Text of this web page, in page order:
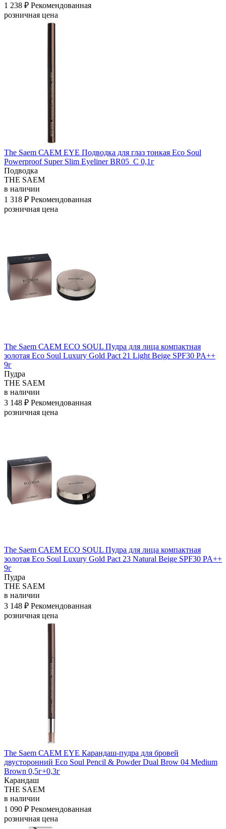
1 238 ₽ Рекомендованная
розничная цена
The Saem САЕМ EYE Подводка для глаз тонкая Eco Soul
Powerproof Super Slim Eyeliner BR05_C 0,1г
Подводка
THE SAEM
в наличии
1 318 ₽ Рекомендованная
розничная цена
The Saem САЕМ ECO SOUL Пудра для лица компактная
золотая Eco Soul Luxury Gold Pact 21 Light Beige SPF30 PA++
9г
Пудра
THE SAEM
в наличии
3 148 ₽ Рекомендованная
розничная цена
The Saem САЕМ ECO SOUL Пудра для лица компактная
золотая Eco Soul Luxury Gold Pact 23 Natural Beige SPF30 PA++
9г
Пудра
THE SAEM
в наличии
3 148 ₽ Рекомендованная
розничная цена
The Saem САЕМ EYE Карандаш-пудра для бровей
двусторонний Eco Soul Pencil & Powder Dual Brow 04 Medium
Brown 0,5г+0,3г
Карандаш
THE SAEM
в наличии
1 090 ₽ Рекомендованная
розничная цена